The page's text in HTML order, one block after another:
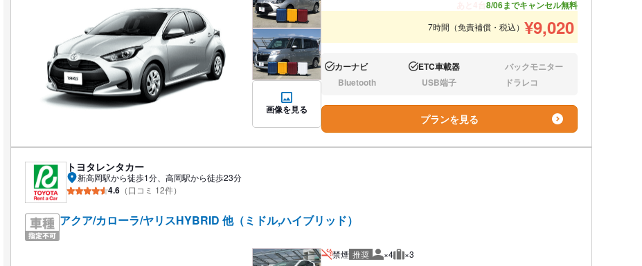
画像を見る
8/06までキャンセル無料
7時間（免責補償・税込） ¥9,020
あり:カーナビ あり:ETC車載器 なし:バックモニター
なし:Bluetooth なし:USB端子 なし:ドラレコ
プランを見る
トヨタレンタカー
新高岡駅から徒歩1分、高岡駅から徒歩23分
4.6 （口コミ 12件）
アクア/カローラ/ヤリスHYBRID 他（ミドル,ハイブリッド）
禁煙 推奨 推奨人数
×4 推奨荷物
×3